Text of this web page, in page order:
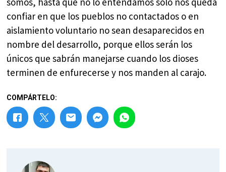
confiar en que los pueblos no contactados o en
aislamiento voluntario no sean desaparecidos en
nombre del desarrollo, porque ellos serán los
únicos que sabrán manejarse cuando los dioses
terminen de enfurecerse y nos manden al carajo.
COMPÁRTELO: